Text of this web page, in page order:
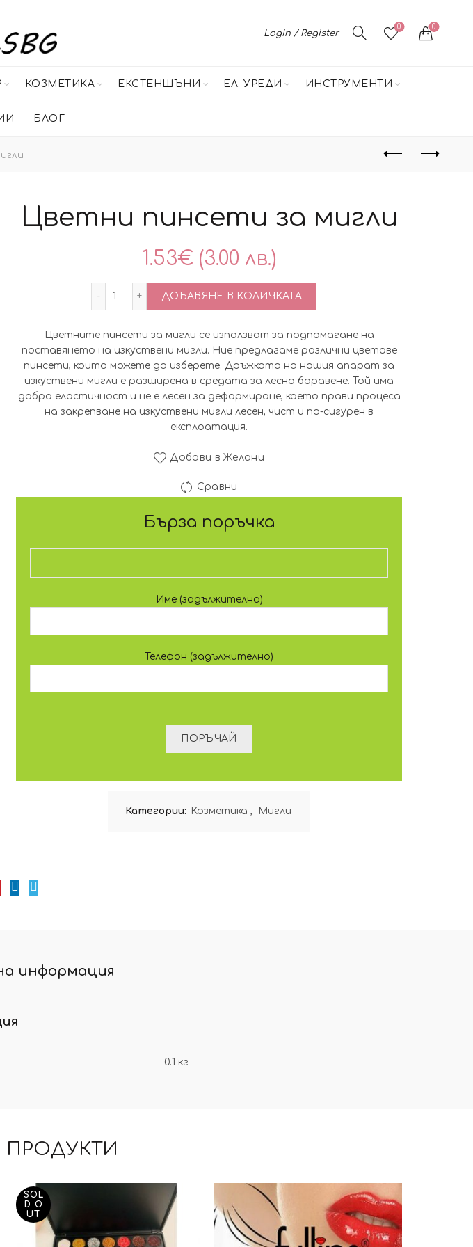
Login / Register
0 0
КОЗМЕТИКА ЕКСТЕНШЪНИ ЕЛ. УРЕДИ ИНСТРУМЕНТИ
БЛОГ
Цветни пинсети за мигли
1.53€ (3.00 лв.)
количество за Цветни пинсети за мигли
ДОБАВЯНЕ В КОЛИЧКАТА
Цветните пинсети за мигли се използват за подпомагане на
поставянето на изкуствени мигли. Ние предлагаме различни цветове
пинсети, които можете да изберете. Дръжката на нашия апарат за
изкуствени мигли е разширена в средата за лесно боравене. Той има
добра еластичност и не е лесен за деформиране, което прави процеса
на закрепване на изкуствени мигли лесен, чист и по-сигурен в
експлоатация.
Добави в Желани
Сравни
Бърза поръчка
Име (задължително)
Телефон (задължително)
Категории: Козметика , Мигли
информация
0.1 кг
ПРОДУКТИ
SOL
D O
UT